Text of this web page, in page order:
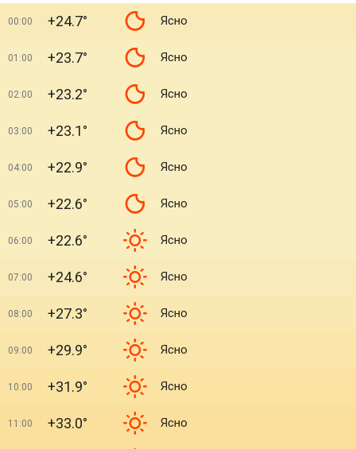
00:00 +24.7° Ясно
01:00 +23.7° Ясно
02:00 +23.2° Ясно
03:00 +23.1° Ясно
04:00 +22.9° Ясно
05:00 +22.6° Ясно
06:00 +22.6° Ясно
07:00 +24.6° Ясно
08:00 +27.3° Ясно
09:00 +29.9° Ясно
10:00 +31.9° Ясно
11:00 +33.0° Ясно